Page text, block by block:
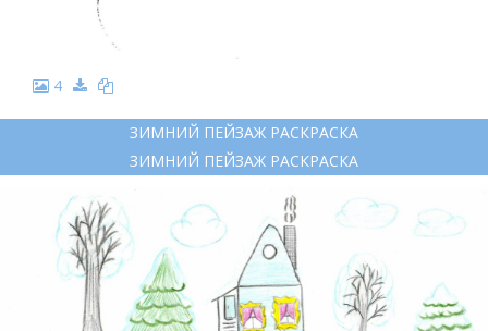
4
ЗИМНИЙ ПЕЙЗАЖ РАСКРАСКА
ЗИМНИЙ ПЕЙЗАЖ РАСКРАСКА